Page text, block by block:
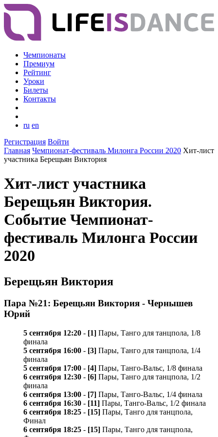
Чемпионаты
Премиум
Рейтинг
Уроки
Билеты
Контакты
ru en
Регистрация Войти
Главная Чемпионат-фестиваль Милонга России 2020 Хит-лист
участника Берещьян Виктория
Хит-лист участника
Берещьян Виктория.
Событие Чемпионат-
фестиваль Милонга России
2020
Берещьян Виктория
Пара №21: Берещьян Виктория - Чернышев
Юрий
5 сентября 12:20 - [1] Пары, Танго для танцпола, 1/8
финала
5 сентября 16:00 - [3] Пары, Танго для танцпола, 1/4
финала
5 сентября 17:00 - [4] Пары, Танго-Вальс, 1/8 финала
6 сентября 12:30 - [6] Пары, Танго для танцпола, 1/2
финала
6 сентября 13:00 - [7] Пары, Танго-Вальс, 1/4 финала
6 сентября 16:30 - [11] Пары, Танго-Вальс, 1/2 финала
6 сентября 18:25 - [15] Пары, Танго для танцпола,
Финал
6 сентября 18:25 - [15] Пары, Танго для танцпола,